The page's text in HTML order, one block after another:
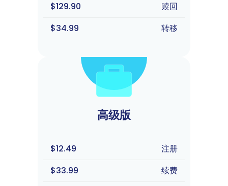
$129.90
赎回
$34.99
转移
高级版
$12.49
注册
$33.99
续费